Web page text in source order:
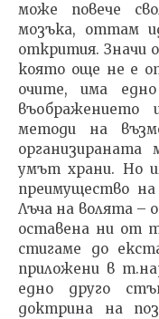
може повече
мозъка, оттам
открития. Значи
която още не е
очите, има
въображението
методи на
организираната
умът храни. Но
преимущество
Лъча на волята –
оставена ни от
стигаме до
приложени в
едно друго
доктрина на